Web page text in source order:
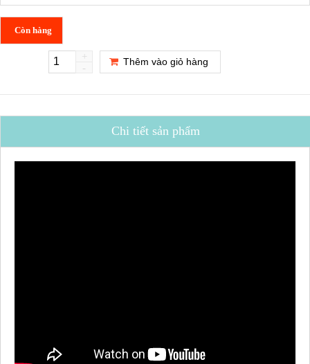
Còn hàng
-
+ Thêm vào giỏ hàng
Chi tiết sản phẩm